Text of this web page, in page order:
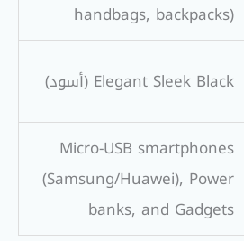
handbags, backpacks)
Elegant Sleek Black (أسود)
Micro-USB smartphones
(Samsung/Huawei), Power
banks, and Gadgets